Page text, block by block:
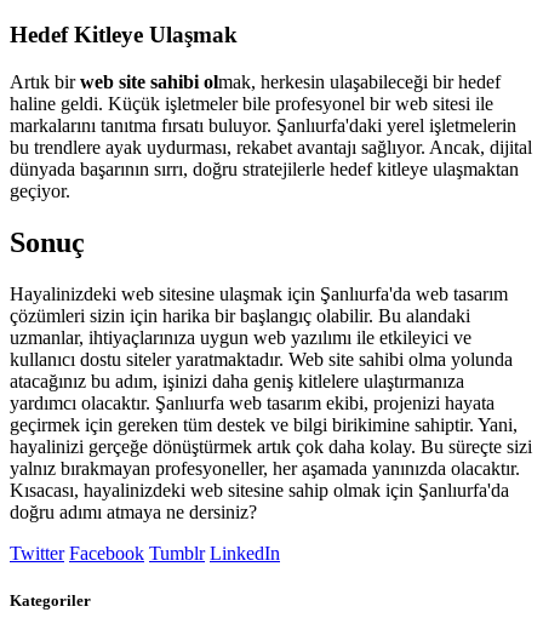
Hedef Kitleye Ulaşmak
Artık birweb site sahibi olmak, herkesin ulaşabileceği bir hedef
haline geldi. Küçük işletmeler bile profesyonel bir web sitesi ile
markalarını tanıtma fırsatı buluyor. Şanlıurfa'daki yerel işletmelerin
bu trendlere ayak uydurması, rekabet avantajı sağlıyor. Ancak, dijital
dünyada başarının sırrı, doğru stratejilerle hedef kitleye ulaşmaktan
geçiyor.
Sonuç
Hayalinizdeki web sitesine ulaşmak için Şanlıurfa'da web tasarım
çözümleri sizin için harika bir başlangıç olabilir. Bu alandaki
uzmanlar, ihtiyaçlarınıza uygun web yazılımı ile etkileyici ve
kullanıcı dostu siteler yaratmaktadır. Web site sahibi olma yolunda
atacağınız bu adım, işinizi daha geniş kitlelere ulaştırmanıza
yardımcı olacaktır. Şanlıurfa web tasarım ekibi, projenizi hayata
geçirmek için gereken tüm destek ve bilgi birikimine sahiptir. Yani,
hayalinizi gerçeğe dönüştürmek artık çok daha kolay. Bu süreçte sizi
yalnız bırakmayan profesyoneller, her aşamada yanınızda olacaktır.
Kısacası, hayalinizdeki web sitesine sahip olmak için Şanlıurfa'da
doğru adımı atmaya ne dersiniz?
Twitter Facebook Tumblr LinkedIn
Kategoriler